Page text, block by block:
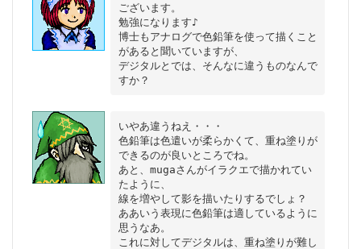
ございます。
勉強になります♪
博士もアナログで色鉛筆を使って描くこと
があると聞いていますが、
デジタルとでは、そんなに違うものなんで
いやあ違うねえ・・・
色鉛筆は色遣いが柔らかくて、重ね塗りが
できるのが良いところでね。
あと、mugaさんがイラクエで描かれてい
たように、
線を増やして影を描いたりするでしょ？
ああいう表現に色鉛筆は適しているように
思うなあ。
これに対してデジタルは、重ね塗りが難し